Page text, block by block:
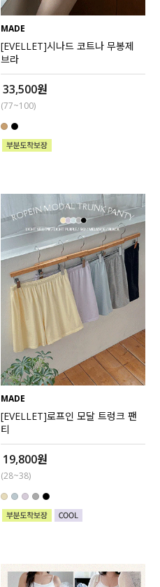
MADE
[EVELLET]시나드 코트나 무봉제
브라
33,500원
(77~100)
MADE
[EVELLET]로프인 모달 트렁크 팬
티
19,800원
(28~38)